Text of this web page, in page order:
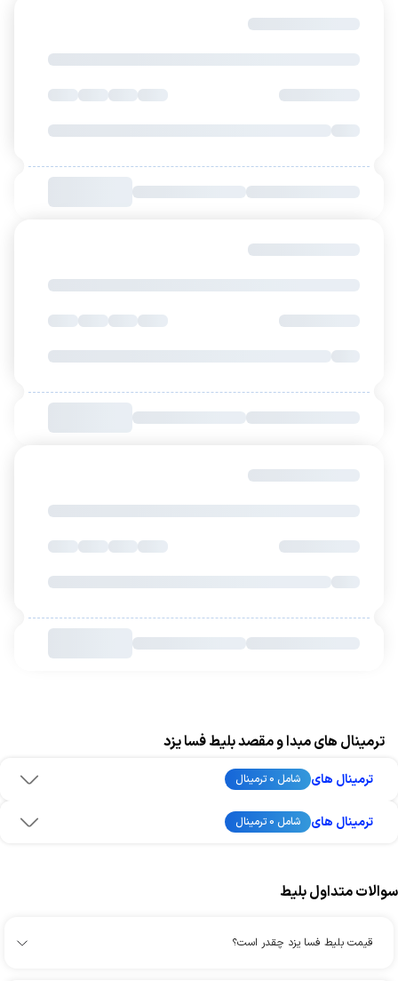
ترمینال های مبدا و مقصد بلیط فسا یزد
ترمینال های شامل 0 ترمینال
ترمینال های شامل 0 ترمینال
سوالات متداول بلیط
قیمت بلیط فسا یزد چقدر است؟